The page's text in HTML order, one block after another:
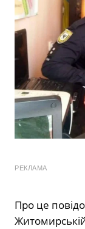
РЕКЛАМА
Про це